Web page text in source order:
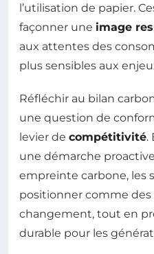
l’utilisation de papier.
façonner une image
aux attentes des
plus sensibles aux
Réfléchir au bilan
une question de
levier de compétitivité.
une démarche
empreinte carbone, les
positionner comme des
changement, tout en
durable pour les